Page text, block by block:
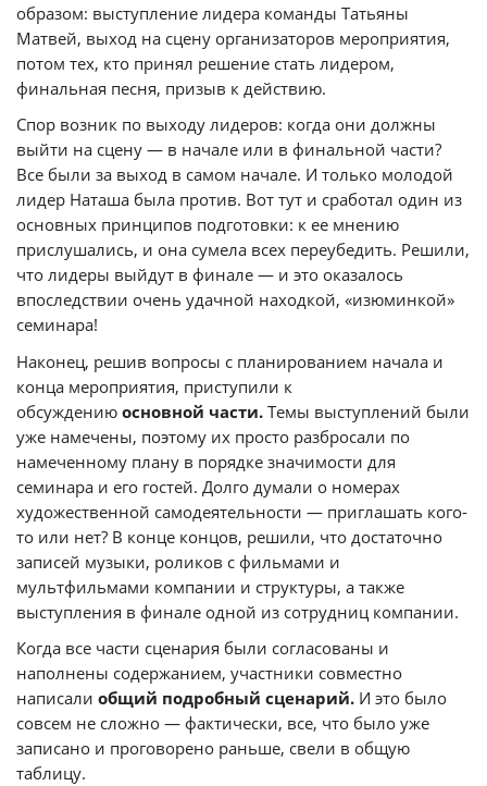
образом: выступление лидера команды Татьяны
Матвей, выход на сцену организаторов мероприятия,
потом тех, кто принял решение стать лидером,
финальная песня, призыв к действию.
Спор возник по выходу лидеров: когда они должны
выйти на сцену — в начале или в финальной части?
Все были за выход в самом начале. И только молодой
лидер Наташа была против. Вот тут и сработал один из
основных принципов подготовки: к ее мнению
прислушались, и она сумела всех переубедить. Решили,
что лидеры выйдут в финале — и это оказалось
впоследствии очень удачной находкой, «изюминкой»
семинара!
Наконец, решив вопросы с планированием начала и
конца мероприятия, приступили к
обсуждению основной части. Темы выступлений были
уже намечены, поэтому их просто разбросали по
намеченному плану в порядке значимости для
семинара и его гостей. Долго думали о номерах
художественной самодеятельности — приглашать кого-
то или нет? В конце концов, решили, что достаточно
записей музыки, роликов с фильмами и
мультфильмами компании и структуры, а также
выступления в финале одной из сотрудниц компании.
Когда все части сценария были согласованы и
наполнены содержанием, участники совместно
написали общий подробный сценарий. И это было
совсем не сложно — фактически, все, что было уже
записано и проговорено раньше, свели в общую
таблицу.